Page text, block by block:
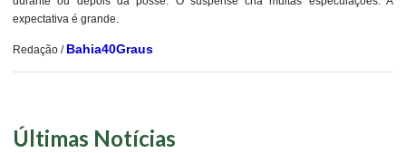
expectativa é grande.
Redação / Bahia40Graus
Últimas Notícias